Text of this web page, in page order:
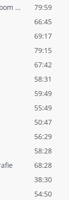
Portretfoto's Bewerken in Lightroom Clas..
79:59
66:45
69:17
79:15
67:42
58:31
59:49
55:49
50:47
56:29
58:28
68:28
38:30
54:50